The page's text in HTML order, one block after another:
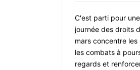
C'est parti pour
journée des droits
mars concentre
les combats à
regards et